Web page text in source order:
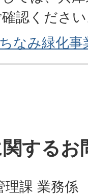
認くださ
なみ緑化
するお
理課 業務係